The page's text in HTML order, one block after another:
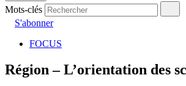
Mots-clés
S'abonner
FOCUS
Région – L’orientation des